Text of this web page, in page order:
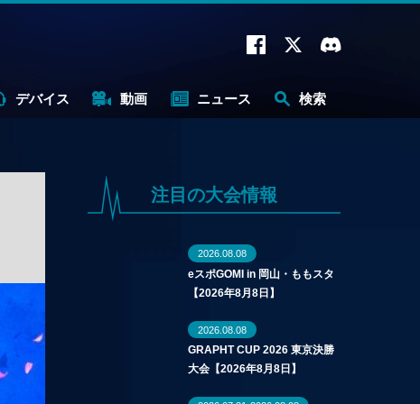
デバイス 動画 ニュース 検索
注目の大会情報
2026.08.08
eスポGOMI in 岡山・ももスタ
【2026年8月8日】
2026.08.08
GRAPHT CUP 2026 東京決勝
大会【2026年8月8日】